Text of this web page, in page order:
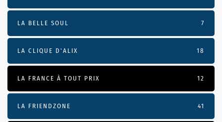
LA BELLE SOUL 7
LA CLIQUE D'ALIX 18
LA FRANCE À TOUT PRIX 12
LA FRIENDZONE 41